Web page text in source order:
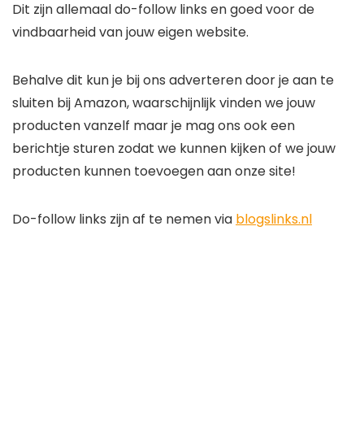
Dit zijn allemaal do-follow links en goed voor de
vindbaarheid van jouw eigen website.
Behalve dit kun je bij ons adverteren door je aan te
sluiten bij Amazon, waarschijnlijk vinden we jouw
producten vanzelf maar je mag ons ook een
berichtje sturen zodat we kunnen kijken of we jouw
producten kunnen toevoegen aan onze site!
Do-follow links zijn af te nemen via blogslinks.nl